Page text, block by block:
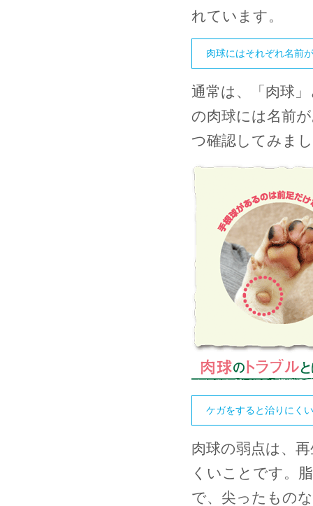
れています。
肉球にはそれぞれ名前
通常は、「肉球
の肉球には名前
つ確認してみま
ケガをすると治りにくい
肉球の弱点は、
くいことです。
で、尖ったもの